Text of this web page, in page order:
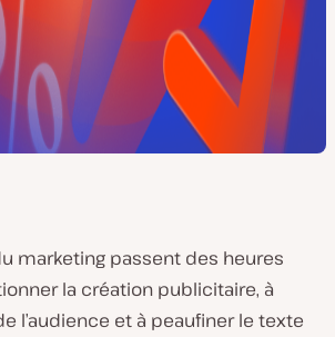
marketing passent des heures
la création publicitaire, à
l’audience et à peaufiner le texte